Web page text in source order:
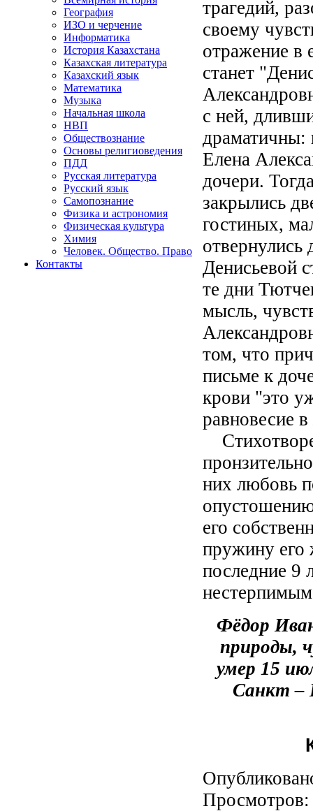
География
ИЗО и черчение
Информатика
История Казахстана
Казахская литература
Казахский язык
Математика
Музыка
Начальная школа
НВП
Обществознание
Основы религиоведения
ПДД
Русская литература
Русский язык
Самопознание
Физика и астрономия
Физическая культура
Химия
Человек. Общество. Право
Контакты
трагедий,
своему
отражение в
станет
с ней,
драматичны:
Елена
дочери.
закрылись
гостиных,
Денисьевой
те дни
мысль,
том, что
письме к
крови "это
равновесие
них любовь
его
пружину его
последние 9
нестерпимым
Фёдор
природы,
умер 15
Санкт –